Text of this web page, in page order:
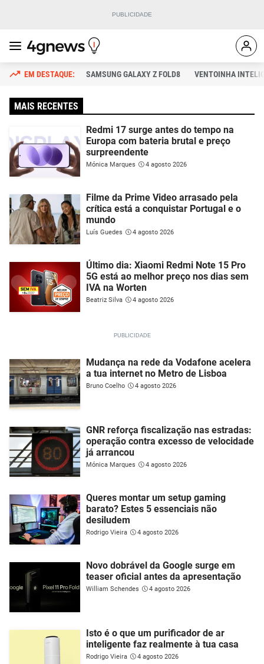
SAMSUNG GALAXY Z FOLD8 VENTOINHA
MAIS RECENTES
Redmi 17 surge antes do tempo na
Europa com bateria brutal e preço
surpreendente
Mónica Marques 4 agosto 2026
Filme da Prime Video arrasado pela
crítica está a conquistar Portugal e o
mundo
Luís Guedes 4 agosto 2026
Último dia: Xiaomi Redmi Note 15 Pro
5G está ao melhor preço nos dias sem
IVA na Worten
Beatriz Silva 4 agosto 2026
Mudança na rede da Vodafone acelera
a tua internet no Metro de Lisboa
Bruno Coelho 4 agosto 2026
GNR reforça fiscalização nas estradas:
operação contra excesso de velocidade
já arrancou
Mónica Marques 4 agosto 2026
Queres montar um setup gaming
barato? Estes 5 essenciais não
desiludem
Rodrigo Vieira 4 agosto 2026
Novo dobrável da Google surge em
teaser oficial antes da apresentação
William Schendes 4 agosto 2026
Isto é o que um purificador de ar
inteligente faz realmente à tua casa
Rodrigo Vieira 4 agosto 2026